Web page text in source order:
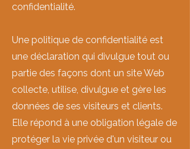
confidentialité.
Une politique de confidentialité est
une déclaration qui divulgue tout ou
partie des façons dont un site Web
collecte, utilise, divulgue et gère les
données de ses visiteurs et clients.
Elle répond à une obligation légale de
protéger la vie privée d'un visiteur ou